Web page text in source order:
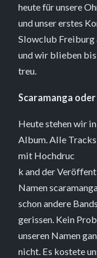
heute für unsere
und unser erstes
Slowclub
und wir blieben bis
treu.
Scaramanga
Heute stehen wir
Album. Alle
mit Hochdruc
k and der
Namen
schon andere
gerissen. Kein
unseren Namen
nicht. Es kostete